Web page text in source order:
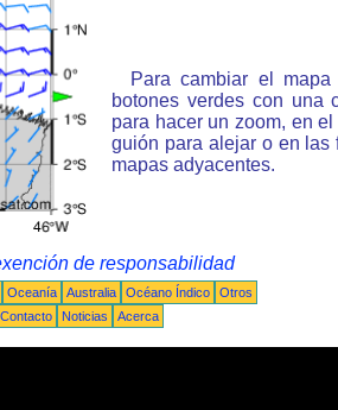
Para cambiar el
botones verdes con una
para hacer un zoom, en
guión para alejar o en las
mapas adyacentes.
de responsabilidad
Oceanía Australia Océano Índico
Otros
Contacto Noticias Acerca